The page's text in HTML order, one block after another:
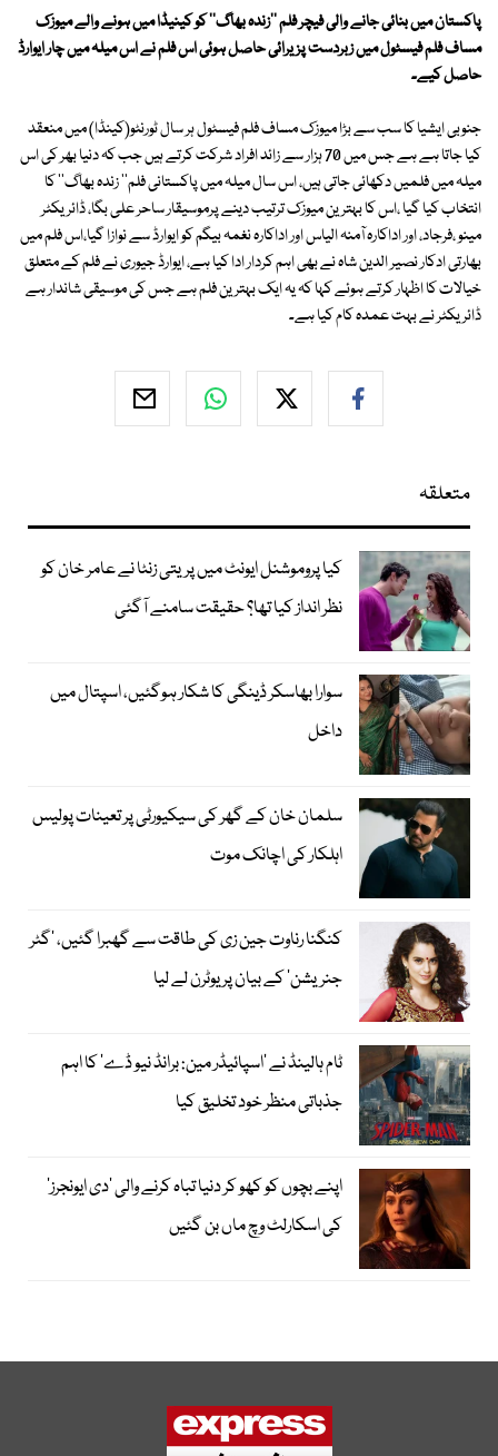
پاکستان میں بنائی جانے والی فیچر فلم ''زندہ بھاگ'' کو کینیڈا میں ہونے والے میوزک
مساف فلم فیسٹول میں زبردست پزیرائی حاصل ہوئی اس فلم نے اس میلہ میں چار ایوارڈ
حاصل کیے۔
جنوبی ایشیا کا سب سے بڑا میوزک مساف فلم فیسٹول ہر سال ٹورنٹو(کینڈا) میں منعقد
کیا جاتا ہے ہے جس میں 70 ہزار سے زائد افراد شرکت کرتے ہیں جب کہ دنیا بھر کی اس
میلہ میں فلمیں دکھائی جاتی ہیں، اس سال میلہ میں پاکستانی فلم'' زندہ بھاگ'' کا
انتخاب کیا گیا ،اس کا بہترین میوزک ترتیب دینے پرموسیقار ساحر علی بگا، ڈائریکٹر
مینو ،فرجاد، اور اداکارہ آمنہ الیاس اور اداکارہ نغمہ بیگم کو ایوارڈ سے نوازا گیا،اس فلم میں
بھارتی ادکار نصیر الدین شاہ نے بھی اہم کردار ادا کیا ہے، ایوارڈ جیوری نے فلم کے متعلق
خیالات کا اظہار کرتے ہوئے کہا کہ یہ ایک بہترین فلم ہے جس کی موسیقی شاندار ہے
ڈائریکٹر نے بہت عمدہ کام کیا ہے۔
متعلقہ
کیا پروموشنل ایونٹ میں پریتی زنٹا نے عامر خان کو
نظر انداز کیا تھا؟ حقیقت سامنے آگئی
سوارا بھاسکر ڈینگی کا شکار ہوگئیں، اسپتال میں
داخل
سلمان خان کے گھر کی سیکیورٹی پر تعینات پولیس
اہلکار کی اچانک موت
کنگنا رناوت جین زی کی طاقت سے گھبرا گئیں، ’گٹر
جنریشن‘ کے بیان پر یوٹرن لے لیا
ٹام ہالینڈ نے ’اسپائیڈر مین: برانڈ نیو ڈے‘ کا اہم
جذباتی منظر خود تخلیق کیا
اپنے بچوں کو کھو کر دنیا تباہ کرنے والی ’دی ایونجرز‘
کی اسکارلٹ وچ ماں بن گئیں